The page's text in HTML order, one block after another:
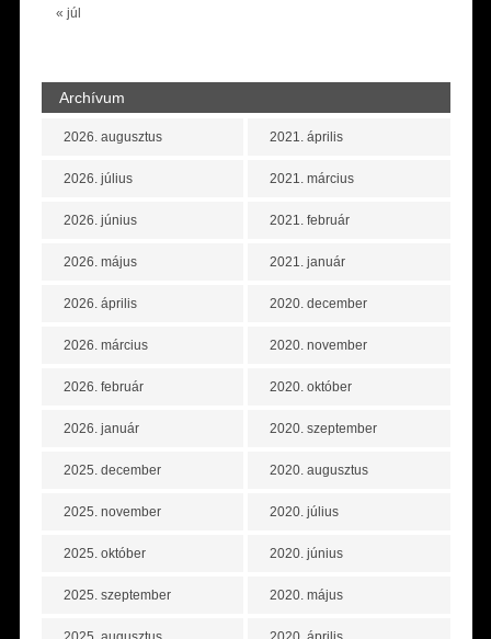
« júl
Archívum
2026. augusztus
2026. július
2026. június
2026. május
2026. április
2026. március
2026. február
2026. január
2025. december
2025. november
2025. október
2025. szeptember
2021. április
2021. március
2021. február
2021. január
2020. december
2020. november
2020. október
2020. szeptember
2020. augusztus
2020. július
2020. június
2020. május